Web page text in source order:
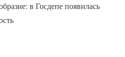
в Госдепе появилась